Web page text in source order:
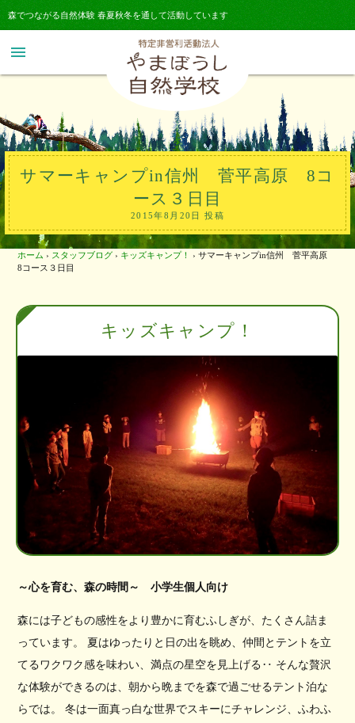
森でつながる自然体験 春夏秋冬を通して活動しています
menu
サマーキャンプin信州 菅平高原 8コ
ース３日目
2015年8月20日 投稿
ホーム › スタッフブログ › キッズキャンプ！ › サマーキャンプin信州 菅平高原
8コース３日目
キッズキャンプ！
～心を育む、森の時間～ 小学生個人向け
森には子どもの感性をより豊かに育むふしぎが、たくさん詰ま
っています。 夏はゆったりと日の出を眺め、仲間とテントを立
てるワクワク感を味わい、満点の星空を見上げる‥ そんな贅沢
な体験ができるのは、朝から晩までを森で過ごせるテント泊な
らでは。 冬は一面真っ白な世界でスキーにチャレンジ、ふわふ